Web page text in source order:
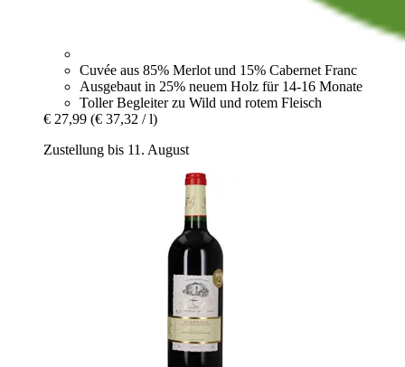
Cuvée aus 85% Merlot und 15% Cabernet Franc
Ausgebaut in 25% neuem Holz für 14-16 Monate
Toller Begleiter zu Wild und rotem Fleisch
€ 27,99 (€ 37,32 / l)
Zustellung bis 11. August